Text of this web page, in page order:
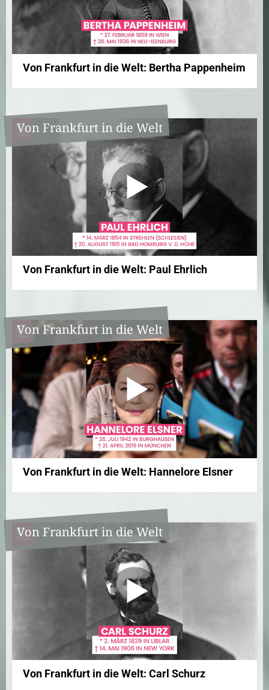
Von Frankfurt in die Welt: Bertha Pappenheim
Von Frankfurt in die Welt
Von Frankfurt in die Welt: Paul Ehrlich
Von Frankfurt in die Welt
Von Frankfurt in die Welt: Hannelore Elsner
Von Frankfurt in die Welt
Von Frankfurt in die Welt: Carl Schurz